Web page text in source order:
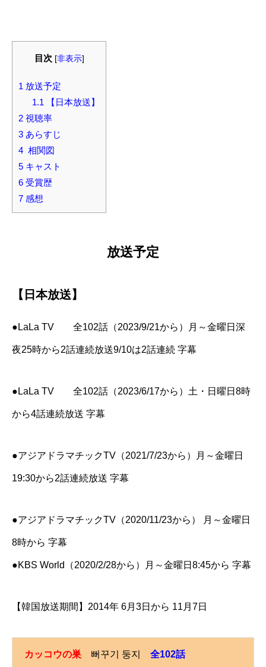
目次 [非表示]
1 放送予定
1.1 【日本放送】
2 視聴率
3 あらすじ
4 相関図
5 キャスト
6 受賞歴
7 感想
放送予定
【日本放送】
●LaLa TV 全102話（2023/9/21から）月～金曜日深
夜25時から2話連続放送9/10は2話連続 字幕
●LaLa TV 全102話（2023/6/17から）土・日曜日8時
から4話連続放送 字幕
●アジアドラマチックTV（2021/7/23から）月～金曜日
19:30から2話連続放送 字幕
●アジアドラマチックTV（2020/11/23から） 月～金曜日
8時から 字幕
●KBS World（2020/2/28から）月～金曜日8:45から 字幕
【韓国放送期間】2014年 6月3日から 11月7日
カッコウの巣 뻐꾸기 둥지 全102話